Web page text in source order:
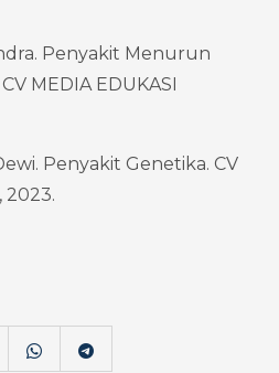
Penyakit Menurun
MEDIA EDUKASI
Penyakit Genetika. CV
2023.